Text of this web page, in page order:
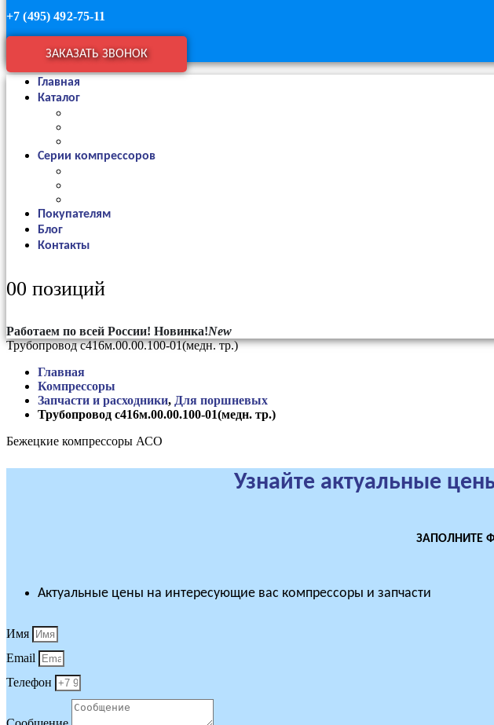
+7 (495) 492-75-11
ЗАКАЗАТЬ ЗВОНОК
Главная
Каталог
Серии компрессоров
Покупателям
Блог
Контакты
00 позиций
Работаем по всей России! Новинка!New
Трубопровод с416м.00.00.100-01(медн. тр.)
Главная
Компрессоры
Запчасти и расходники, Для поршневых
Трубопровод с416м.00.00.100-01(медн. тр.)
Бежецкие компрессоры АСО
Узнайте актуальные
ЗАПОЛНИТЕ
Актуальные цены на интересующие вас компрессоры и запчасти
Имя
Email
Телефон